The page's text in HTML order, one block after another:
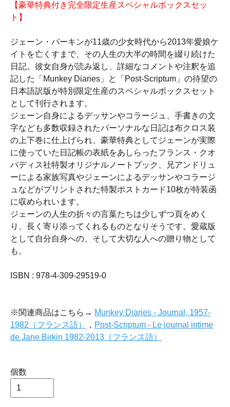
【豪華特典付き完全限定生産スペシャルボックスセッ
ト】
ジェーン・バーキンが11歳の少女時代から2013年愛娘ケ
イトを亡くすまで、その人生の大半の時間を綴り続けた
日記。彼女自身が読み返し、詳細なコメントや注釈を追
記した「Munkey Diaries」と「Post-Scriptum」の待望の
日本語訳版が特別限定生産のスペシャルボックスセット
として刊行されます。
ジェーン自身によるデッサンやコラージュ、手書きの文
字なども多数収録されたパーソナルな日記は布クロス装
の上下巻に仕上げられ、豪華特典としてジェーンが実際
に使っていた日記帳の表紙をあしらったフランス・クオ
バディス社特製オリジナルノートブック、兄アンドリュ
ーによる家族写真やジェーンによるデッサンやコラージ
ュなどがプリントされた特製ポストカード10枚が特装函
に収められいます。
ジェーンの人生の折々の言葉たちは少しずつ頁をめく
り、長く寄り添ってくれるものとなりそうです。愛蔵版
として自分自身への、そして大切な人への贈り物として
も。
ISBN : 978-4-309-29519-0
※関連商品はこちら→ Munkey Diaries - Journal, 1957-
1982（フランス語）
， Post-Scriptum - Le journal intime
de Jane Birkin 1982-2013（フランス語）
個数